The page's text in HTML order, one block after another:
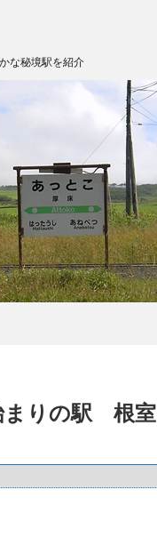
な秘境駅を紹介
まりの駅 根室